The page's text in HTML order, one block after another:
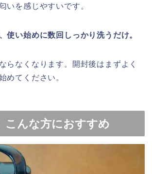
いを感じやすいです。
使い始めに数回しっかり洗うだけ。
らなくなります。開封後はまずよく
めてください。
こんな方におすすめ